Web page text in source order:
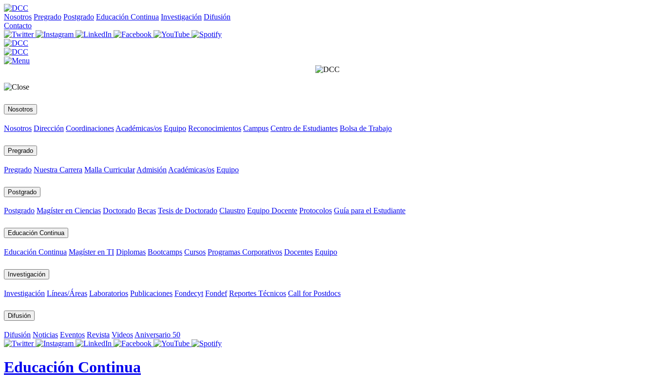
Nosotros Pregrado Postgrado Educación Continua Investigación Difusión
Contacto
Nosotros
Nosotros Dirección Coordinaciones Académicas/os Equipo Reconocimientos Campus Centro de Estudiantes Bolsa de Trabajo
Pregrado
Pregrado Nuestra Carrera Malla Curricular Admisión Académicas/os Equipo
Postgrado
Postgrado Magíster en Ciencias Doctorado Becas Tesis de Doctorado Claustro Equipo Docente Protocolos Guía para el Estudiante
Educación Continua
Educación Continua Magíster en TI Diplomas Bootcamps Cursos Programas Corporativos Docentes Equipo
Investigación
Investigación Líneas/Áreas Laboratorios Publicaciones Fondecyt Fondef Reportes Técnicos Call for Postdocs
Difusión
Difusión Noticias Eventos Revista Videos Aniversario 50
Educación Continua